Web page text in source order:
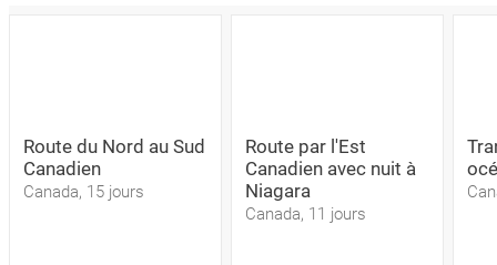
Route du Nord au Sud
Canadien
Canada, 15 jours
Route par l'Est
Canadien avec nuit à
Niagara
Canada, 11 jours